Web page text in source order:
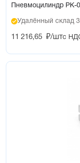
Пневмоцилиндр PK-
Удалённый склад
11 216,65 ₽/штс